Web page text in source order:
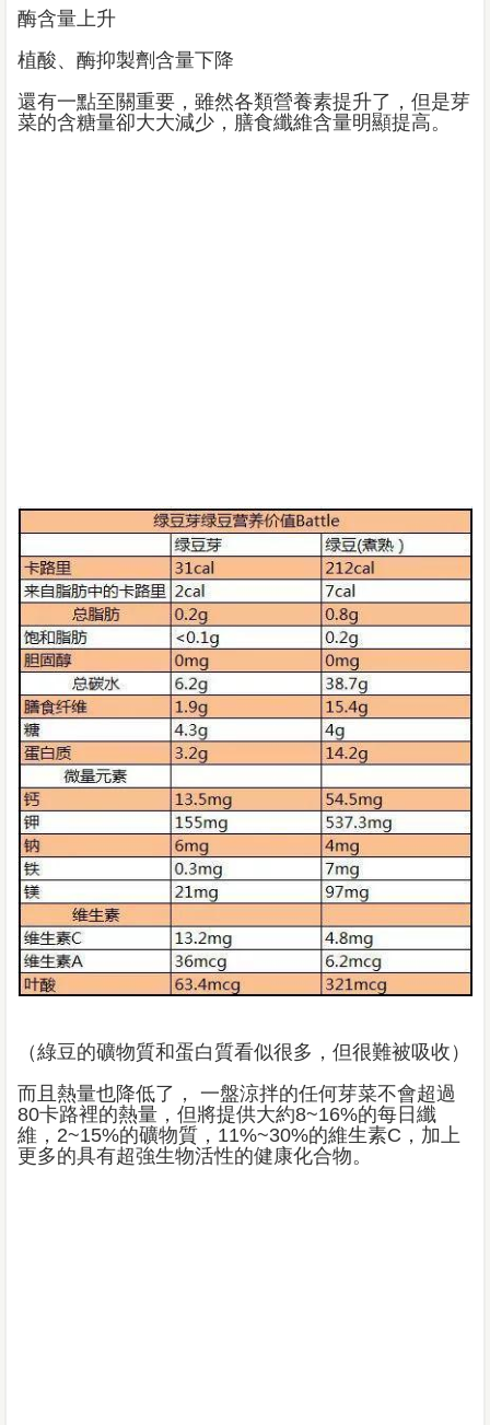
酶含量上升
植酸、酶抑製劑含量下降
還有一點至關重要，雖然各類營養素提升了，但是芽
菜的含糖量卻大大減少，膳食纖維含量明顯提高。
（綠豆的礦物質和蛋白質看似很多，但很難被吸收）
而且熱量也降低了， 一盤涼拌的任何芽菜不會超過
80卡路裡的熱量，但將提供大約8~16%的每日纖
維，2~15%的礦物質，11%~30%的維生素C，加上
更多的具有超強生物活性的健康化合物。